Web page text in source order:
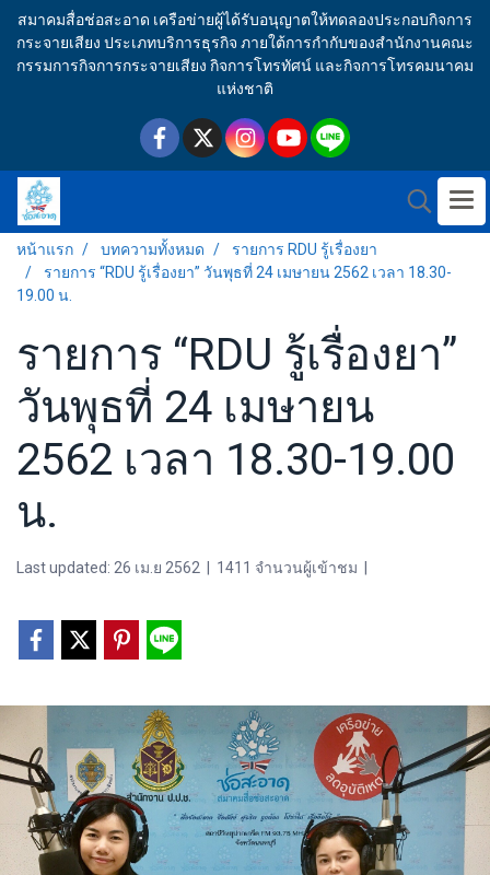
สมาคมสื่อช่อสะอาด เครือข่ายผู้ได้รับอนุญาตให้ทดลองประกอบกิจการ
กระจายเสียง ประเภทบริการธุรกิจ ภายใต้การกำกับของสำนักงานคณะ
กรรมการกิจการกระจายเสียง กิจการโทรทัศน์ และกิจการโทรคมนาคม
แห่งชาติ
หน้าแรก บทความทั้งหมด
รายการ RDU รู้เรื่องยา
รายการ “RDU รู้เรื่องยา” วันพุธที่ 24 เมษายน 2562 เวลา 18.30-
19.00 น.
รายการ “RDU รู้เรื่องยา”
วันพุธที่ 24 เมษายน
2562 เวลา 18.30-19.00
น.
Last updated: 26 เม.ย 2562 1411 จำนวนผู้เข้าชม